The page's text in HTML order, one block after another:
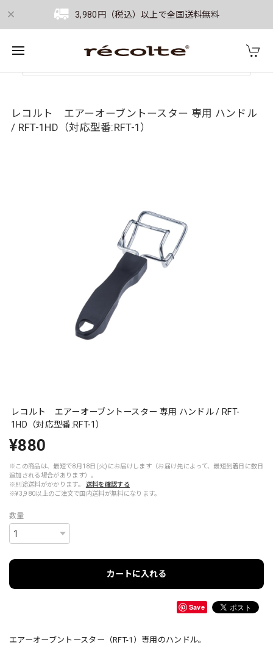
3,980円（税込）以上で全国送料無料
レコルト エアーオーブントースター 専用 ハンドル
/ RFT-1HD（対応型番:RFT-1）
レコルト エアーオーブントースター 専用 ハンドル / RFT-
1HD（対応型番:RFT-1）
¥880
※この商品は、最短で8月18日(火)にお届けします（お届け先によって、最短到着日に数日
追加される場合があります）。
※別途送料がかかります。
送料を確認する
※¥3,980以上のご注文で国内送料が無料になります。
数量
カートに入れる
Save
エアーオーブントースター（RFT-1）専用のハンドル。